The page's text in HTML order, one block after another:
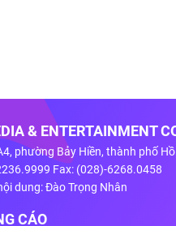
& ENTERTAINMENT
phường Bảy Hiền, thành phố
Fax: (028)-6268.0458
dung: Đào Trọng Nhân
CÁO